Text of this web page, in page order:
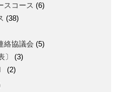
スコース (6)
(38)
絡協議会 (5)
(3)
(2)